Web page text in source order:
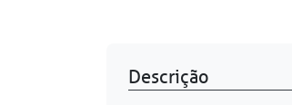
Descrição